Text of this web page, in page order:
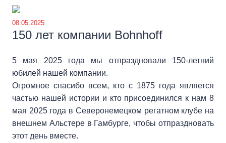
08.05.2025
150 лет компании Bohnhoff
5 мая 2025 года мы отпраздновали 150-летний
юбилей нашей компании.
Огромное спасибо всем, кто с 1875 года является
частью нашей истории и кто присоединился к нам 8
мая 2025 года в Северонемецком регатном клубе на
внешнем Альстере в Гамбурге, чтобы отпраздновать
этот день вместе.